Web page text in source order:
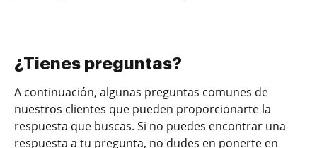
¿Tienes preguntas?
A continuación, algunas preguntas comunes de
nuestros clientes que pueden proporcionarte la
respuesta que buscas. Si no puedes encontrar una
respuesta a tu pregunta, no dudes en ponerte en